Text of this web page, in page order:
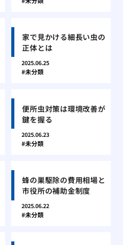
家で見かける細長い虫の
正体とは
2025.06.25
未分類
便所虫対策は環境改善が
鍵を握る
2025.06.23
未分類
蜂の巣駆除の費用相場と
市役所の補助金制度
2025.06.22
未分類